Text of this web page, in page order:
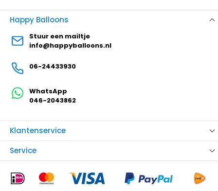
Klantenservice
Service
Happy Balloons
Stuur een mailtje
info@happyballoons.nl
06-24433930
WhatsApp
046-2043862